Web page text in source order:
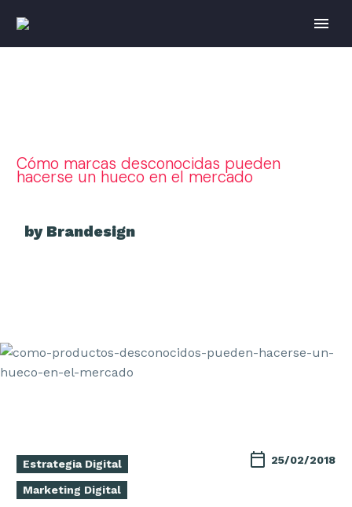
Cómo marcas desconocidas pueden
hacerse un hueco en el mercado
by Brandesign
Estrategia Digital
Marketing Digital
25/02/2018